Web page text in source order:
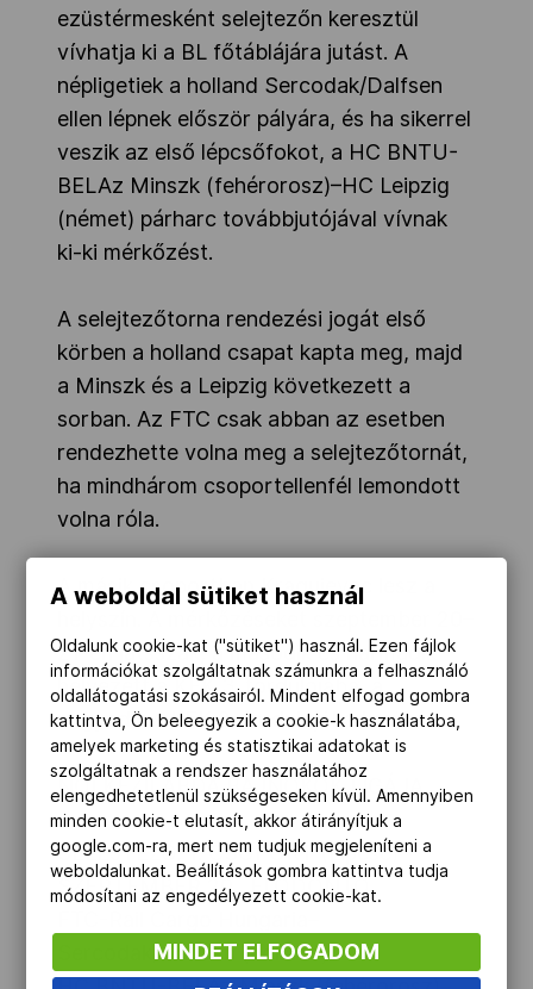
ezüstérmesként selejtezőn keresztül
vívhatja ki a BL főtáblájára jutást. A
népligetiek a holland Sercodak/Dalfsen
ellen lépnek először pályára, és ha sikerrel
veszik az első lépcsőfokot, a HC BNTU-
BELAz Minszk (fehérorosz)–HC Leipzig
(német) párharc továbbjutójával vívnak
ki-ki mérkőzést.
A selejtezőtorna rendezési jogát első
körben a holland csapat kapta meg, majd
a Minszk és a Leipzig következett a
sorban. Az FTC csak abban az esetben
rendezhette volna meg a selejtezőtornát,
ha mindhárom csoportellenfél lemondott
volna róla.
A másik csoportban Kragujevac lesz a
21-én játsszák, a második és harmadik
helyezett a KEK 3. fordulójába, a
negyedik a KEK 2. fordulójába kerül át.
NŐI KÉZILABDA BAJNOKOK LIGÁJA
SELEJTEZŐ, 1. CSOPORT (Lipcse)
SZEPTEMBER 20., ELŐDÖNTŐ
Sercodak/Dalfsen (holland)
A weboldal sütiket használ
Oldalunk cookie-kat ("sütiket") használ. Ezen fájlok
információkat szolgáltatnak számunkra a felhasználó
oldallátogatási szokásairól. Mindent elfogad gombra
kattintva, Ön beleegyezik a cookie-k használatába,
amelyek marketing és statisztikai adatokat is
szolgáltatnak a rendszer használatához
elengedhetetlenül szükségeseken kívül. Amennyiben
minden cookie-t elutasít, akkor átirányítjuk a
google.com-ra, mert nem tudjuk megjeleníteni a
weboldalunkat. Beállítások gombra kattintva tudja
módosítani az engedélyezett cookie-kat.
MINDET ELFOGADOM